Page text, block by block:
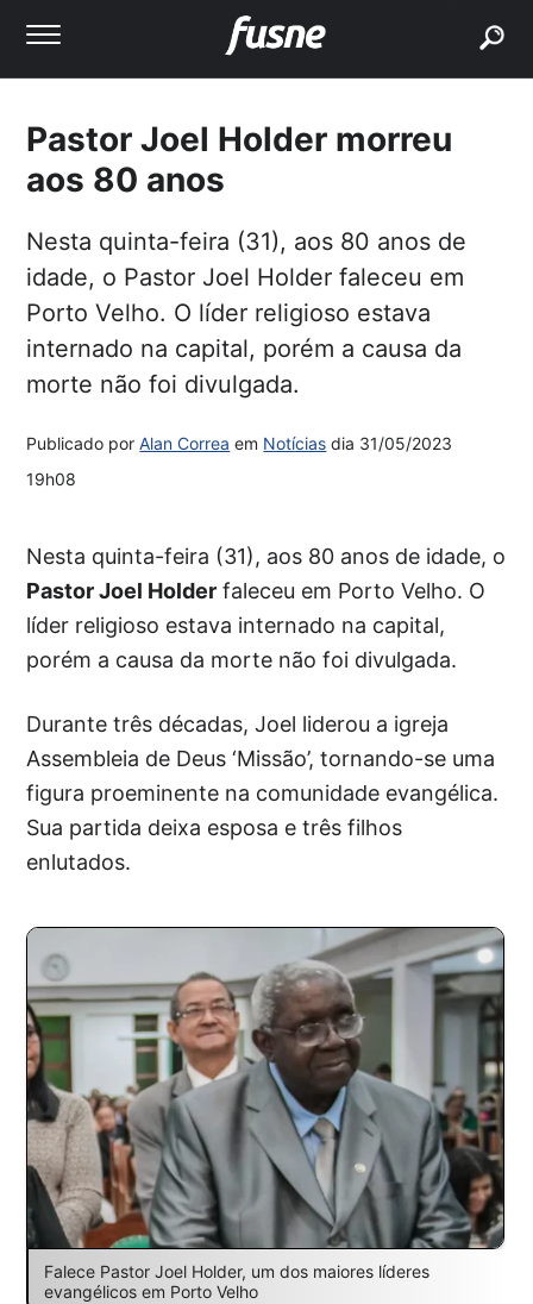
Pastor Joel Holder morreu
aos 80 anos
Nesta quinta-feira (31), aos 80 anos de
idade, o Pastor Joel Holder faleceu em
Porto Velho. O líder religioso estava
internado na capital, porém a causa da
morte não foi divulgada.
Publicado porAlan Correa em Notícias dia 31/05/2023
19h08
Nesta quinta-feira (31), aos 80 anos de idade, o
Pastor Joel Holder faleceu em Porto Velho. O
líder religioso estava internado na capital,
porém a causa da morte não foi divulgada.
Durante três décadas, Joel liderou a igreja
Assembleia de Deus ‘Missão’, tornando-se uma
figura proeminente na comunidade evangélica.
Sua partida deixa esposa e três filhos
enlutados.
Falece Pastor Joel Holder, um dos maiores líderes
evangélicos em Porto Velho